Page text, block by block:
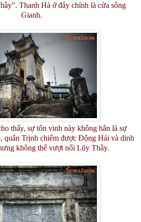
Thanh Hà ở đây chính là cửa sông
Gianh.
thấy, sự tôn vinh này không hẳn là sự
quân Trịnh chiếm được Động Hải và dinh
không thể vượt nổi Lũy Thầy.